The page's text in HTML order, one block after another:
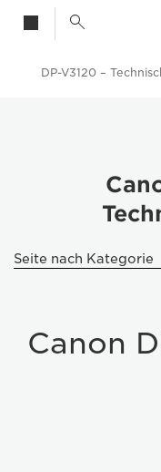
DP-V3120 –
Seite nach Kategorie
Canon